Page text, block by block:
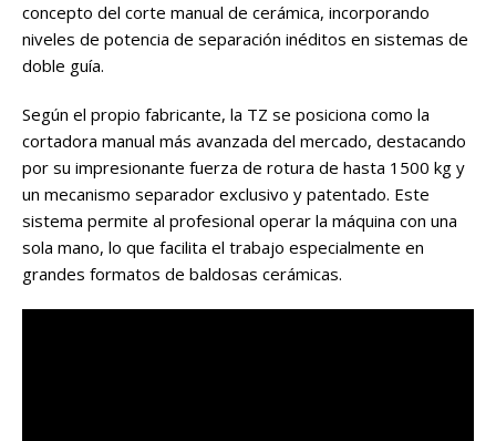
concepto del corte manual de cerámica, incorporando
niveles de potencia de separación inéditos en sistemas de
doble guía.
Según el propio fabricante, la TZ se posiciona como la
cortadora manual más avanzada del mercado, destacando
por su impresionante fuerza de rotura de hasta 1500 kg y
un mecanismo separador exclusivo y patentado. Este
sistema permite al profesional operar la máquina con una
sola mano, lo que facilita el trabajo especialmente en
grandes formatos de baldosas cerámicas.